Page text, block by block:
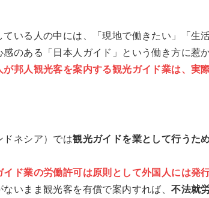
いる人の中には、「現地で働きたい」「生
のある「日本人ガイド」という働き方に惹
邦人観光客を案内する観光ガイド業は、実
ドネシア）では観光ガイドを業として行うた
イド業の労働許可は原則として外国人には発
いまま観光客を有償で案内すれば、不法就